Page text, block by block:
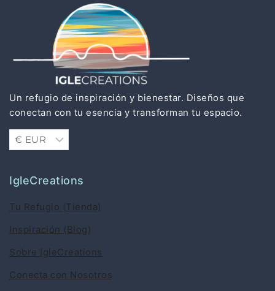
Un refugio de inspiración y bienestar. Diseños que
conectan con tu esencia y transforman tu espacio.
IgleCreations
Tu Refugio (Tienda)
Inspiración (Blog)
Sobre IgleCreations
Conecta con Nosotros